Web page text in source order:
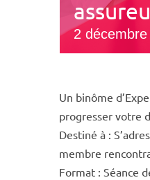
2
Un binôme
progresser votre
Destiné à :
membre
Format : Séance